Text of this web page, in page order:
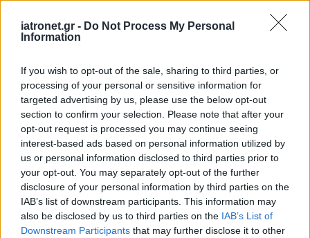
iatronet.gr - Do Not Process My Personal
Information
If you wish to opt-out of the sale, sharing to third parties, or
processing of your personal or sensitive information for
targeted advertising by us, please use the below opt-out
section to confirm your selection. Please note that after your
opt-out request is processed you may continue seeing
interest-based ads based on personal information utilized by
us or personal information disclosed to third parties prior to
your opt-out. You may separately opt-out of the further
disclosure of your personal information by third parties on the
IAB’s list of downstream participants. This information may
also be disclosed by us to third parties on the IAB’s List of
Downstream Participants that may further disclose it to other
χρωματιστά φρούτα και λαχανικά αλλά και
σπόρους είναι οι καλύτερες ενέργειες που
καταλήγει ο καθηγητής κ. Δημήτρης Λινός.
Προσθέστε το iatronet.gr στο Discover
Ειδήσεις υγείας σήμερα
Διευθέτηση των αποζημιώσεων των
Στρατιωτικών Ιατρών μετά από αίτημα του ΙΣΑ
Διαταραχή μετατραυματικού στρες: Ουσία της